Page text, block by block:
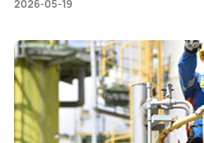
2026-05-19